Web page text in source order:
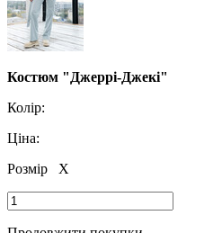
Костюм "Джеррі-Джекі"
Колір:
Ціна:
Розмір
X